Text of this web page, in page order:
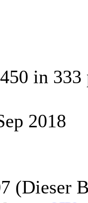
450 in 333
2018
(Dieser